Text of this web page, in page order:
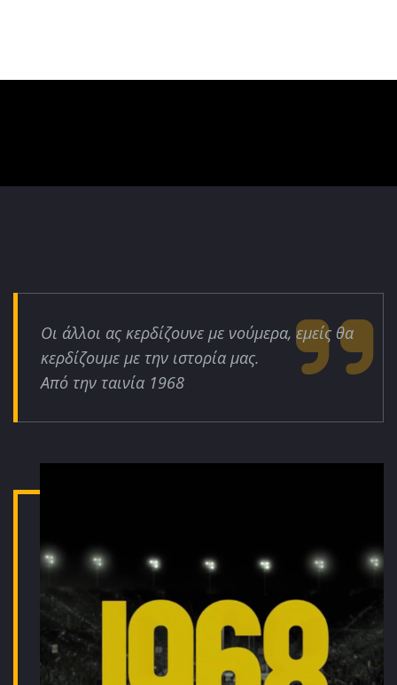
Οι άλλοι ας κερδίζουνε με νούμερα, εμείς θα
κερδίζουμε με την ιστορία μας.
Από την ταινία 1968